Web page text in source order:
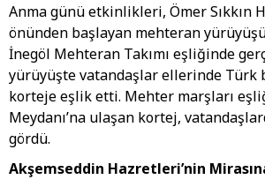
Anma günü etkinlikleri, Ömer Sıkkın
önünden başlayan mehteran
İnegöl Mehteran Takımı eşliğinde
yürüyüşte vatandaşlar ellerinde Türk
korteje eşlik etti. Mehter marşları
Meydanı’na ulaşan kortej,
gördü.
Akşemseddin Hazretleri’nin